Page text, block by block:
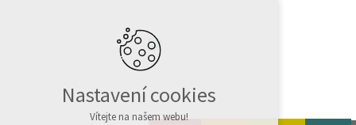
Nastavení cookies
Vítejte na našem webu!